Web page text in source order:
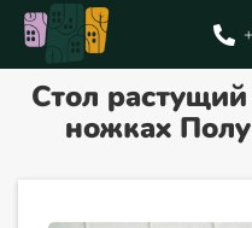
Стол
ножках